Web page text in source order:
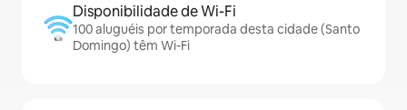
Disponibilidade de Wi-Fi
100 aluguéis por temporada desta cidade (Santo
Domingo) têm Wi-Fi